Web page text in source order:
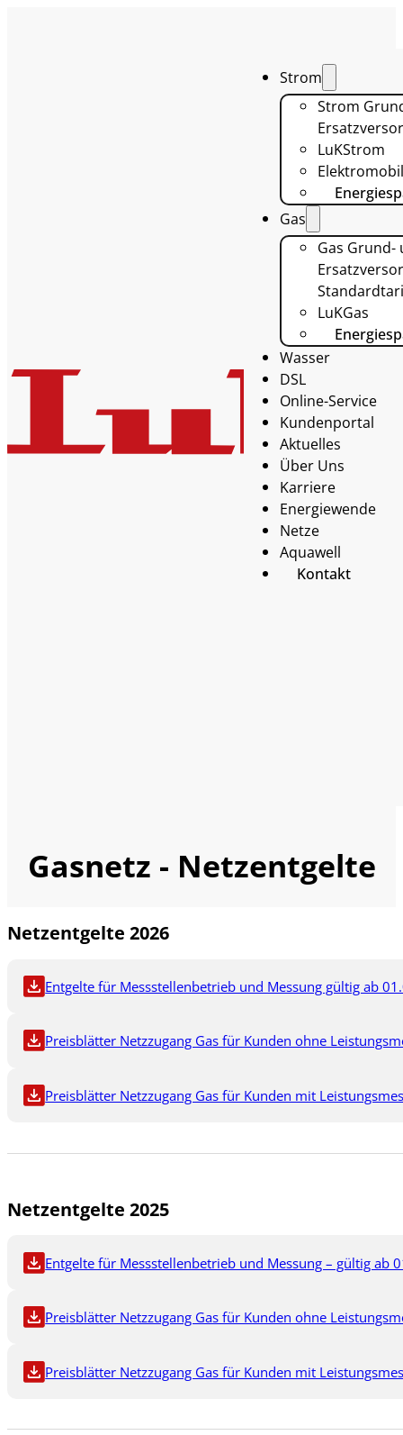
Strom
Strom
LuKStrom
Gas
Gas Grund-
LuKGas
Wasser
DSL
Online-Service
Kundenportal
Aktuelles
Über Uns
Karriere
Energiewende
Netze
Aquawell
Kontakt
Gasnetz - Netzentgelte
Netzentgelte 2026
Entgelte für Messstellenbetrieb und Messung gültig ab
Preisblätter Netzzugang Gas für Kunden ohne
Preisblätter Netzzugang Gas für Kunden mit
Netzentgelte 2025
Entgelte für Messstellenbetrieb und Messung – gültig ab
Preisblätter Netzzugang Gas für Kunden ohne
Preisblätter Netzzugang Gas für Kunden mit